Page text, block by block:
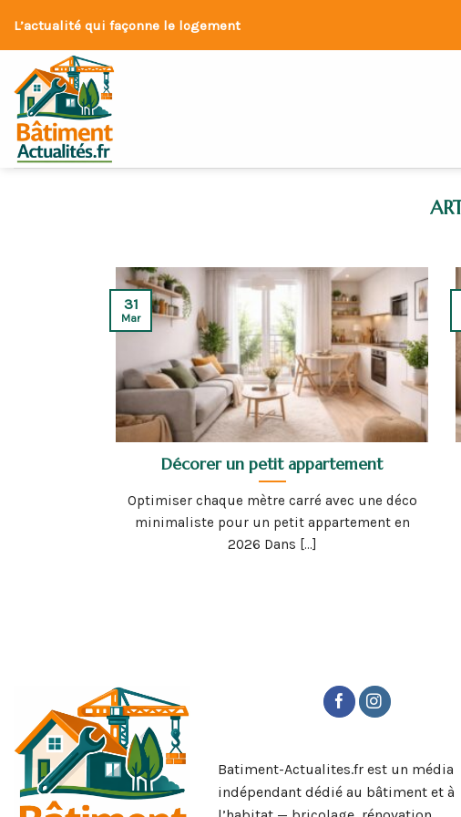
content
L’actualité qui façonne le logement
Décorer un petit appartement
Optimiser chaque mètre carré avec une déco
minimaliste pour un petit appartement en
2026 Dans [...]
31
Mar
Batiment-Actualites.fr est un média
indépendant dédié au bâtiment et à